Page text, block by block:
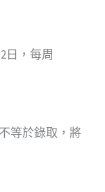
日，每周
等於錄取，將